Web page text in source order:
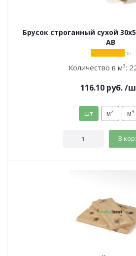
Брусок строганный сухой
АВ
( 2 )
Количество в м³:
116.10 руб./
шт м2 м3
В